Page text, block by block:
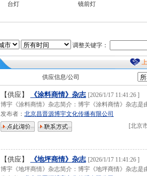
台灯
镜前灯
调整关键字：
供应信息/公司
【供应】 《涂料商情》杂志 [2026/1/17 11:41:26 ]
博宇《涂料商情》杂志简介：博宇《涂料商情》杂志是
发布者： 北京昌晋源博宇文化传播有限公司
[北京
【供应】 《地坪商情》杂志 [2026/1/17 11:41:26 ]
博宇《地坪商情》杂志简介：博宇《地坪商情》杂志是